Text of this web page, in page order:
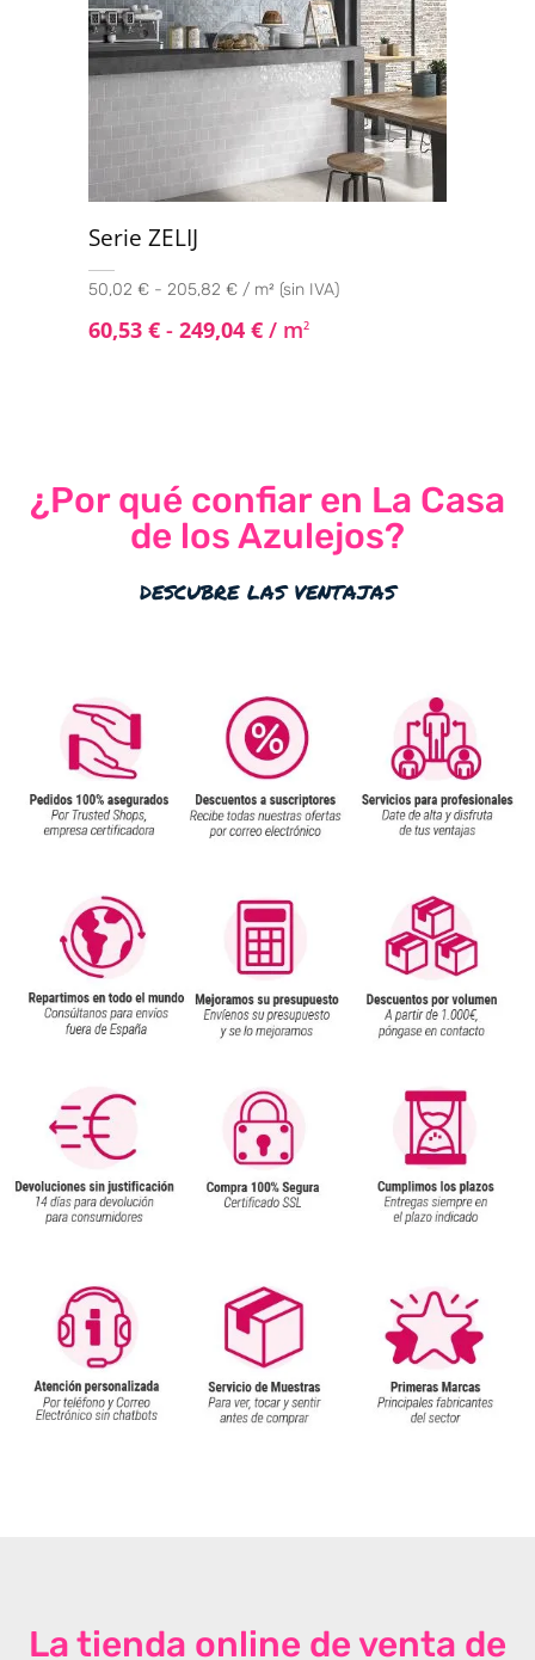
Serie ZELIJ
50,02 € - 205,82 € / m² (sin IVA)
60,53 € - 249,04 € / m2
¿Por qué confiar en La Casa
de los Azulejos?
descubre las ventajas
La tienda online de venta de